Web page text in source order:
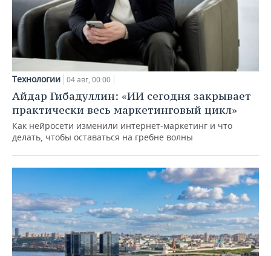
Технологии 04 авг, 00:00
Айдар Гибадуллин: «ИИ сегодня закрывает
практически весь маркетинговый цикл»
Как нейросети изменили интернет-маркетинг и что
делать, чтобы оставаться на гребне волны